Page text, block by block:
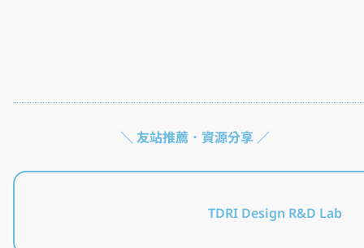
＼ 友站推薦．資源分享 ／
TDRI Design R&D Lab